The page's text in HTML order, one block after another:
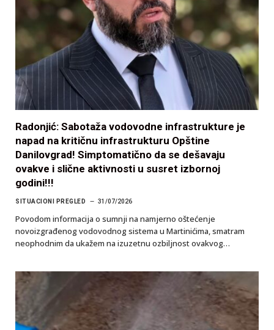
Radonjić: Sabotaža vodovodne infrastrukture je
napad na kritičnu infrastrukturu Opštine
Danilovgrad! Simptomatično da se dešavaju
ovakve i slične aktivnosti u susret izbornoj
godini!!!
SITUACIONI PREGLED 31/07/2026
Povodom informacija o sumnji na namjerno oštećenje
novoizgrađenog vodovodnog sistema u Martinićima, smatram
neophodnim da ukažem na izuzetnu ozbiljnost ovakvog…